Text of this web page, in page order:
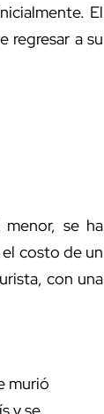
El
regresar a su
se ha
costo de un
con una
murió
y se